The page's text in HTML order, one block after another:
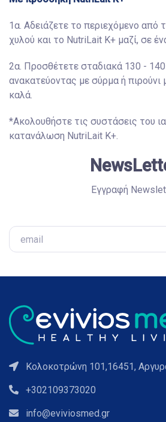
1α. Αδειάζετε το περιεχόμενο από
χυλού και το NutriLait Κ+ μαζί, σε
2α. Προσθέτετε σταδιακά 130 -
ανακατεύοντας με σύρμα ή πιρούνι
καλά.
*Ακολουθήστε τις συστάσεις του
κατανάλωση NutriLait Κ+.
Εγγραφή
Κολοκοτρώνη 101,16451,
+302109373020
info@eviviosmed.gr